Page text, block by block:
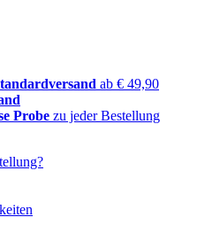
ab € 49,90
Probe zu jeder Bestellung